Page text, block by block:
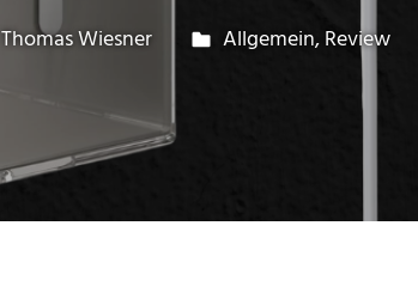
Thomas Wiesner Allgemein,Review